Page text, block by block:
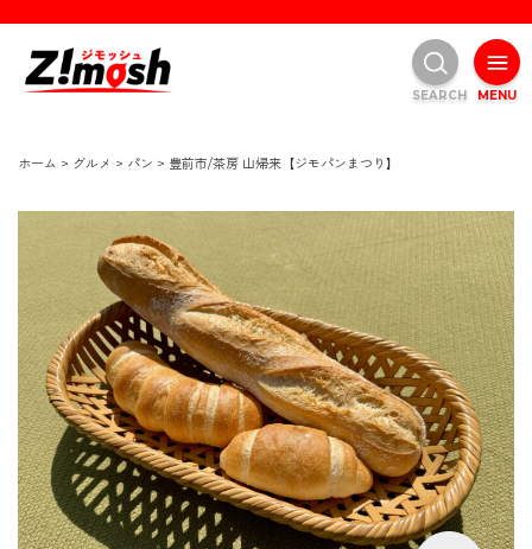
ホーム > グルメ > パン > 豊前市/茶房 山帰来【ジモパンまつり】
MENU
SEARCH